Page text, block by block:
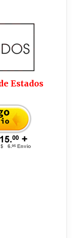
Estados